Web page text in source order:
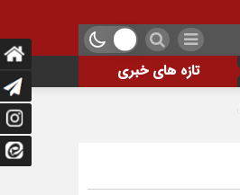
تازه های خبری
اشتغال و